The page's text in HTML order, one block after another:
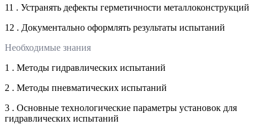
11 . Устранять дефекты герметичности металлоконструкций
12 . Документально оформлять результаты испытаний
Необходимые знания
1 . Методы гидравлических испытаний
2 . Методы пневматических испытаний
3 . Основные технологические параметры установок для
гидравлических испытаний